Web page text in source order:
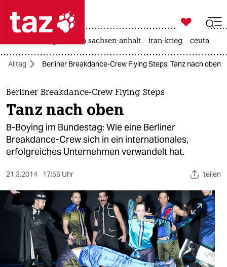
 taz zahl ich
taz zahl ich
themen
politik
öko
gesellschaft
sport
berlin
nord

taz zahl ich
landtagswahl in sachsen-anhalt iran-krieg ceuta
Alltag Berliner Breakdance-Crew Flying Steps: Tanz nach oben
Berliner Breakdance-Crew Flying Steps
Tanz nach oben
B-Boying im Bundestag: Wie eine Berliner
Breakdance-Crew sich in ein internationales,
erfolgreiches Unternehmen verwandelt hat.
21.3.2014 17:56 Uhr teilen